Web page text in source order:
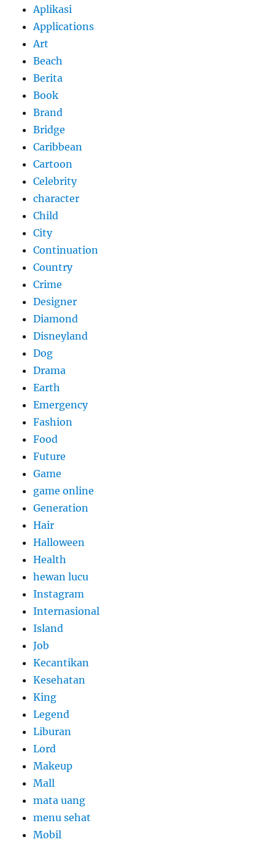
Aplikasi
Applications
Art
Beach
Berita
Book
Brand
Bridge
Caribbean
Cartoon
Celebrity
character
Child
City
Continuation
Country
Crime
Designer
Diamond
Disneyland
Dog
Drama
Earth
Emergency
Fashion
Food
Future
Game
game online
Generation
Hair
Halloween
Health
hewan lucu
Instagram
Internasional
Island
Job
Kecantikan
Kesehatan
King
Legend
Liburan
Lord
Makeup
Mall
mata uang
menu sehat
Mobil